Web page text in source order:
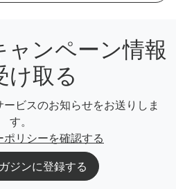
ャンペーン情報
け取る
ービスのお知らせをお送りしま
す。
ポリシーを確認する
ガジンに登録する